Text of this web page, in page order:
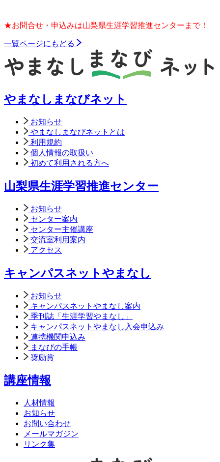
★お問合せ・申込みは山梨県生涯学習推進センターまで！
一覧ページにもどる
やまなしまなびネット
お知らせ
やまなしまなびネットとは
利用規約
個人情報の取扱い
初めて利用される方へ
山梨県生涯学習推進センター
お知らせ
センター案内
センター主催講座
交流室利用案内
アクセス
キャンパスネットやまなし
お知らせ
キャンパスネットやまなし案内
季刊誌「生涯学習やまなし」
キャンパスネットやまなし入会申込み
連携機関申込み
まなびの手帳
奨励賞
講座情報
人材情報
お知らせ
お問い合わせ
メールマガジン
リンク集